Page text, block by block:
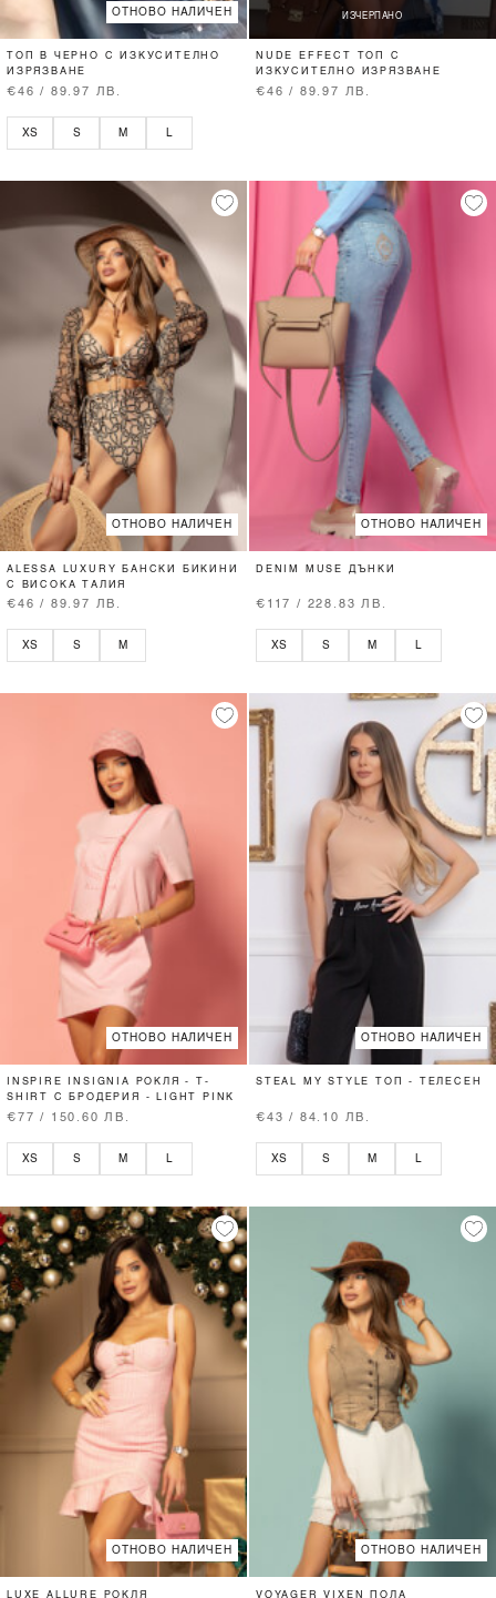
ОТНОВО НАЛИЧЕН
ТОП В ЧЕРНО С ИЗКУСИТЕЛНО
ИЗРЯЗВАНЕ
€46 / 89.97 ЛВ.
XS S M
ИЗЧЕРПАНО
NUDE EFFECT ТОП С
ИЗКУСИТЕЛНО ИЗРЯЗВАНЕ
€46 / 89.97 ЛВ.
ОТНОВО НАЛИЧЕН
ALESSA LUXURY БАНСКИ БИКИНИ
С ВИСОКА ТАЛИЯ
€46 / 89.97 ЛВ.
XS S M
ОТНОВО НАЛИЧЕН
DENIM MUSE ДЪНКИ
€117 / 228.83 ЛВ.
XS S M L
ОТНОВО НАЛИЧЕН
INSPIRE INSIGNIA РОКЛЯ - T-
SHIRT С БРОДЕРИЯ - LIGHT PINK
€77 / 150.60 ЛВ.
XS S M
ОТНОВО НАЛИЧЕН
STEAL MY STYLE ТОП - ТЕЛЕСЕН
€43 / 84.10 ЛВ.
XS S M
ОТНОВО НАЛИЧЕН
LUXE ALLURE РОКЛЯ
ОТНОВО НАЛИЧЕН
VOYAGER VIXEN ПОЛА